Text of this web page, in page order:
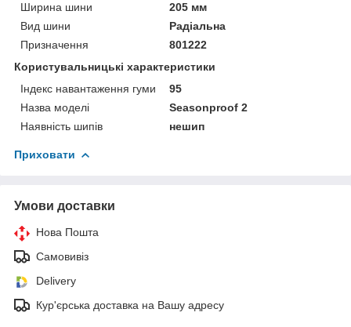
Ширина шини
205 мм
Вид шини
Радіальна
Призначення
801222
Користувальницькі характеристики
Індекс навантаження гуми
95
Назва моделі
Seasonproof 2
Наявність шипів
нешип
Приховати
Умови доставки
Нова Пошта
Самовивіз
Delivery
Кур'єрська доставка на Вашу адресу